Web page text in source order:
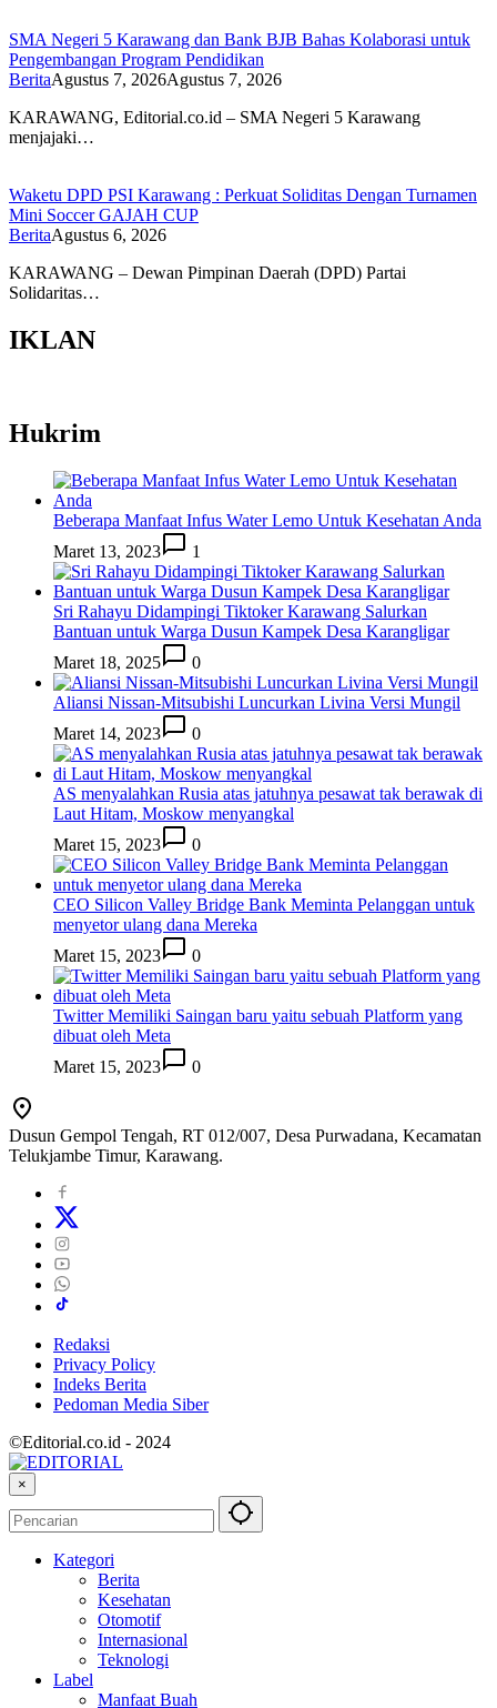
SMA Negeri 5 Karawang dan Bank BJB Bahas Kolaborasi untuk
Pengembangan Program Pendidikan
BeritaAgustus 7, 2026Agustus 7, 2026
KARAWANG, Editorial.co.id – SMA Negeri 5 Karawang
menjajaki…
Waketu DPD PSI Karawang : Perkuat Soliditas Dengan Turnamen
Mini Soccer GAJAH CUP
BeritaAgustus 6, 2026
KARAWANG – Dewan Pimpinan Daerah (DPD) Partai
Solidaritas…
IKLAN
Hukrim
Beberapa Manfaat Infus Water Lemo Untuk Kesehatan Anda
Maret 13, 2023
1
Sri Rahayu Didampingi Tiktoker Karawang Salurkan
Bantuan untuk Warga Dusun Kampek Desa Karangligar
Maret 18, 2025
0
Aliansi Nissan-Mitsubishi Luncurkan Livina Versi Mungil
Maret 14, 2023
0
AS menyalahkan Rusia atas jatuhnya pesawat tak berawak di
Laut Hitam, Moskow menyangkal
Maret 15, 2023
0
CEO Silicon Valley Bridge Bank Meminta Pelanggan untuk
menyetor ulang dana Mereka
Maret 15, 2023
0
Twitter Memiliki Saingan baru yaitu sebuah Platform yang
dibuat oleh Meta
Maret 15, 2023
0
Dusun Gempol Tengah, RT 012/007, Desa Purwadana, Kecamatan
Telukjambe Timur, Karawang.
Redaksi
Privacy Policy
Indeks Berita
Pedoman Media Siber
©Editorial.co.id - 2024
×
Kategori
Berita
Kesehatan
Otomotif
Internasional
Teknologi
Label
Manfaat Buah